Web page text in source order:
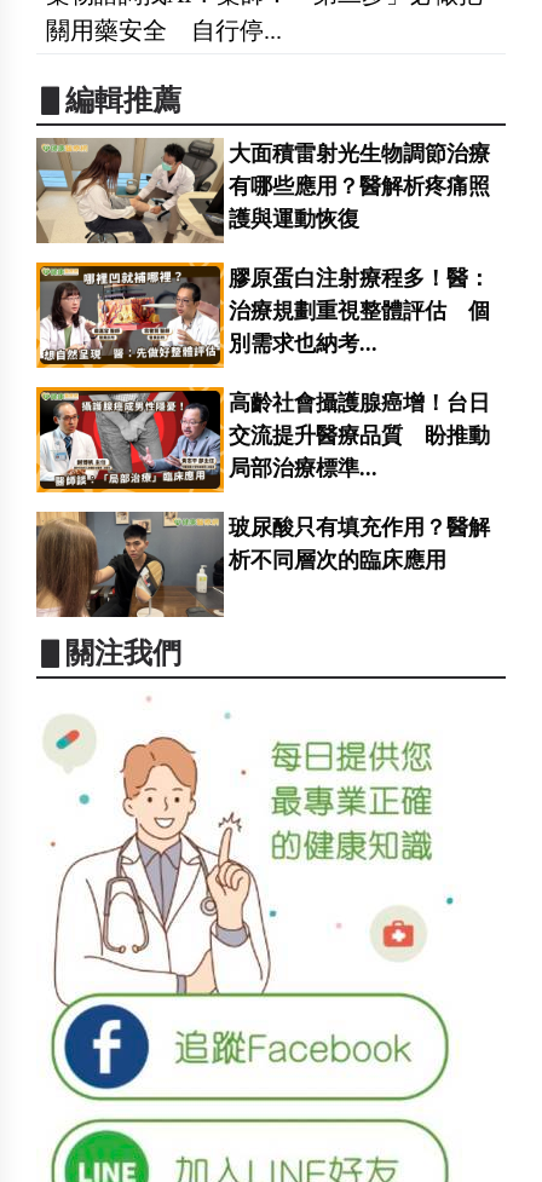
關用藥安全 自行停...
▋編輯推薦
大面積雷射光生物調節治療
有哪些應用？醫解析疼痛照
護與運動恢復
膠原蛋白注射療程多！醫：
治療規劃重視整體評估 個
別需求也納考...
高齡社會攝護腺癌增！台日
交流提升醫療品質 盼推動
局部治療標準...
玻尿酸只有填充作用？醫解
析不同層次的臨床應用
▋關注我們